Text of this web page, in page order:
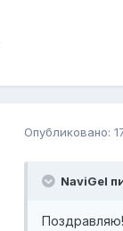
Опубликовано:
NaviGel
Поздравляю!